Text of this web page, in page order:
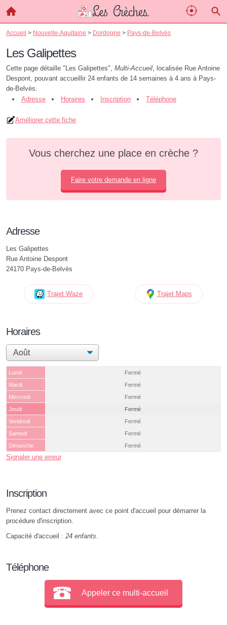
Accueil > Nouvelle-Aquitaine > Dordogne > Pays-de-Belvès
Les Galipettes
Cette page détaille "Les Galipettes", Multi-Accueil, localisée Rue Antoine
Despont, pouvant accueillir 24 enfants de 14 semaines à 4 ans à Pays-
de-Belvès.
Adresse
Horaires Inscription Téléphone
Améliorer cette fiche
Vous cherchez une place en crèche ?
Faire votre demande en ligne
Adresse
Les Galipettes
Rue Antoine Despont
24170 Pays-de-Belvès
Trajet Waze Trajet Maps
Horaires
Lundi
Fermé
Mardi
Fermé
Mercredi
Fermé
Jeudi
Fermé
Vendredi
Fermé
Samedi
Fermé
Dimanche
Fermé
Signaler une erreur
Inscription
Prenez contact directement avec ce point d'accueil pour démarrer la
procédure d'inscription.
Capacité d'accueil : 24 enfants.
Téléphone
Appeler ce multi-accueil